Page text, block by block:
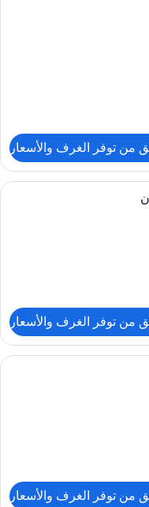
من توفر الغرف والأسعار
محشوة بالريش وميني بار وخزنة
من توفر الغرف والأسعار
محشوة بالريش وميني بار وخزنة
من توفر الغرف والأسعار